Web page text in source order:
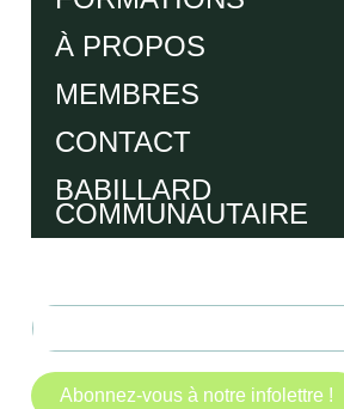
À PROPOS
MEMBRES
CONTACT
BABILLARD
COMMUNAUTAIRE
Abonnez-vous à notre infolettre !